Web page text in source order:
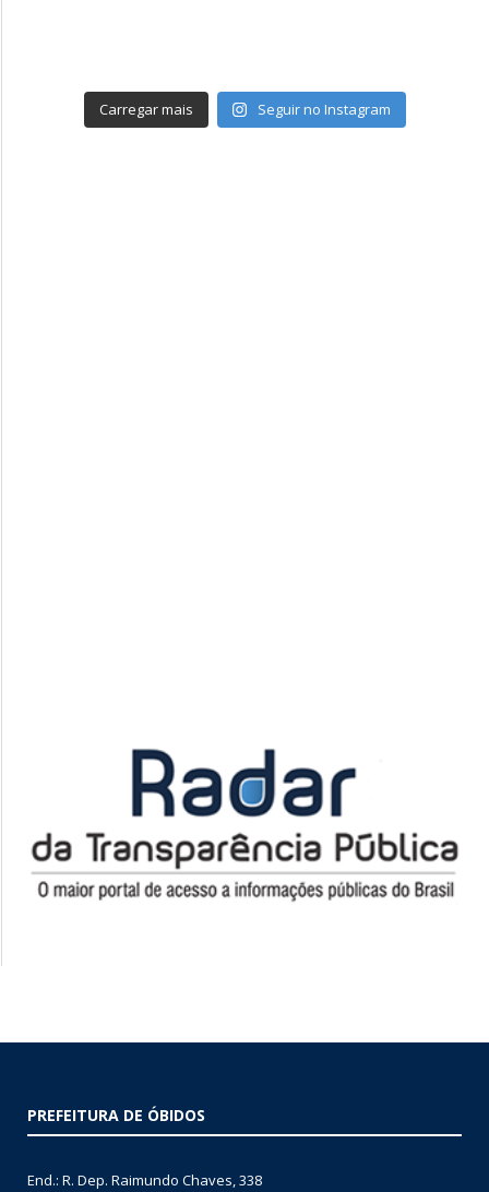
Carregar mais Seguir no Instagram
PREFEITURA DE ÓBIDOS
End.: R. Dep. Raimundo Chaves, 338